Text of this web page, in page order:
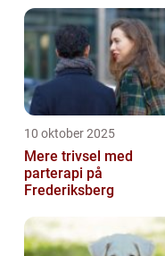
10 oktober 2025
Mere trivsel med
parterapi på
Frederiksberg